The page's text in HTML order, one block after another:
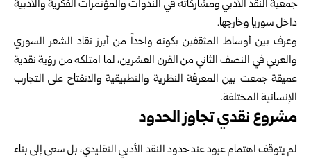
جمعية النقد الأدبي ومشاركاته في الندوات والمؤتمرات الفكرية والأدبية
داخل سوريا وخارجها.
وعرف بين أوساط المثقفين بكونه واحداً من أبرز نقاد الشعر السوري
والعربي في النصف الثاني من القرن العشرين، لما امتلكه من رؤية نقدية
عميقة جمعت بين المعرفة النظرية والتطبيقية والانفتاح على التجارب
الإنسانية المختلفة.
مشروع نقدي تجاوز الحدود
لم يتوقف اهتمام عبود عند حدود النقد الأدبي التقليدي، بل سعى إلى بناء